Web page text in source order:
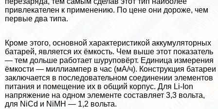
привлекателен к применению. По цене они дороже, чем
первые два типа.
Кроме этого, основной хаpaктеристикой аккумуляторных
батарей, является их ёмкость. Чем выше этот показатель
— тем дольше работает шуруповёрт. Единица измерения
ёмкости — миллиампер в час (мА/ч). Конструкция батареи
заключается в последовательном соединении элементов
питания и помещение их в общий корпус. Для Li-Ion
напряжение на одном элементе составляет 3,3 вольта,
для NiCd и NiMH — 1,2 вольта.